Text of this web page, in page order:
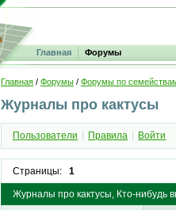
Главная Форумы
Главная / Форумы / Форумы по
Журналы про кактусы
Пользователи Правила Войти
Страницы: 1
Журналы про кактусы, Кто-нибудь